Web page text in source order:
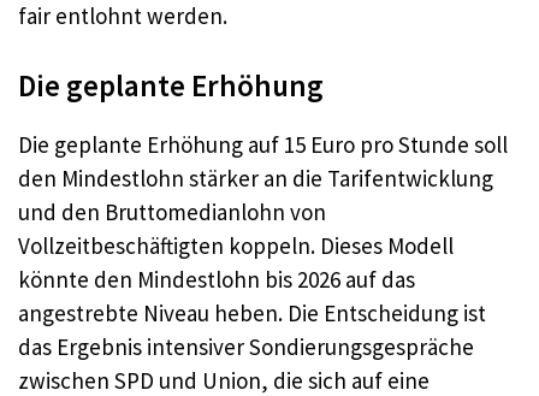
fair entlohnt werden.
Die geplante Erhöhung
Die geplante Erhöhung auf 15 Euro pro Stunde soll
den Mindestlohn stärker an die Tarifentwicklung
und den Bruttomedianlohn von
Vollzeitbeschäftigten koppeln. Dieses Modell
könnte den Mindestlohn bis 2026 auf das
angestrebte Niveau heben. Die Entscheidung ist
das Ergebnis intensiver Sondierungsgespräche
zwischen SPD und Union, die sich auf eine